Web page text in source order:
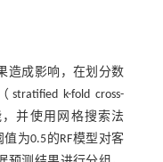
造成影响，在划分数
k-fold cross-
并使用网格搜索法
值为0.5的RF模型对客